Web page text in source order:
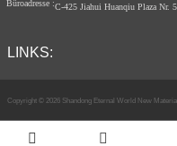
Büroadresse :C-425 Jiahui Huanqiu Plaza Nr.
LINKS:
Copyright © 2026 Shandong Eternal World New
Index